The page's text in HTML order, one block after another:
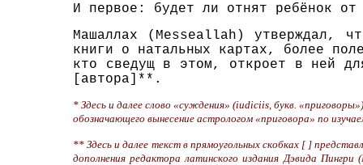
И первое: будет ли отнят ребёнок
Машаллах (Messeallah) утверждал,
книги о натальных картах, более
кто сведущ в этом, откроет в ней
[автора]**.
* Здесь и далее слово «суждения» (iudiciis, букв.
обозначающего вынесение астрологом «приговора» по
** Здесь и далее текст в прямоугольных скобках [ ]
дополнения редактора латинского издания Дэвида